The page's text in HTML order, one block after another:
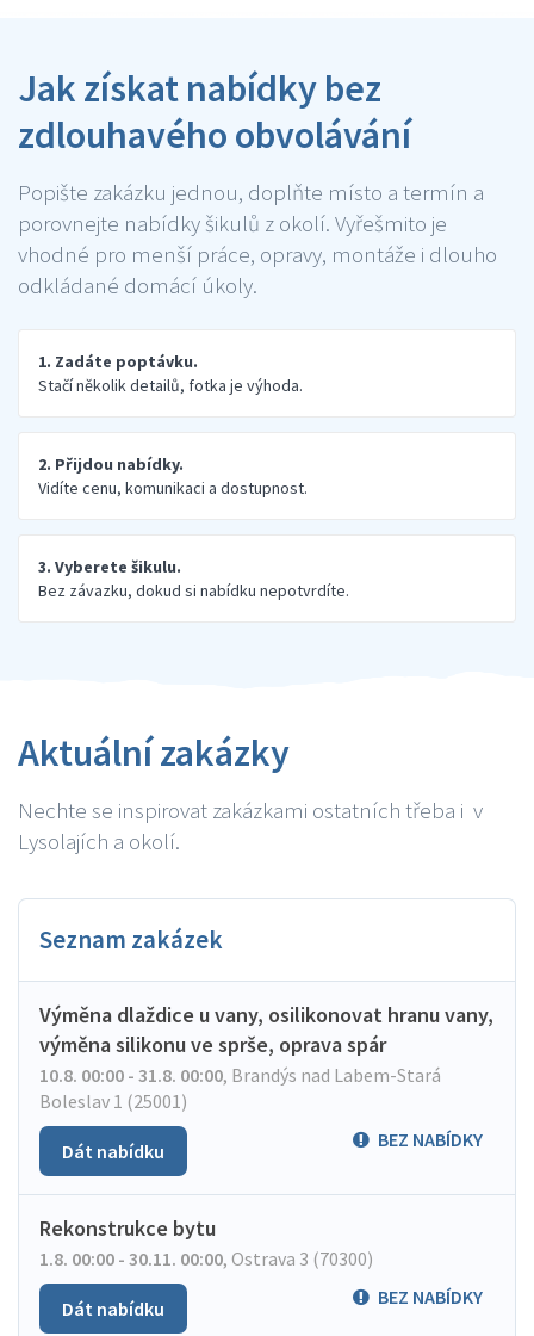
Jak získat nabídky bez
zdlouhavého obvolávání
Popište zakázku jednou, doplňte místo a termín a
porovnejte nabídky šikulů z okolí. Vyřešmito je
vhodné pro menší práce, opravy, montáže i dlouho
odkládané domácí úkoly.
1. Zadáte poptávku.
Stačí několik detailů, fotka je výhoda.
2. Přijdou nabídky.
Vidíte cenu, komunikaci a dostupnost.
3. Vyberete šikulu.
Bez závazku, dokud si nabídku nepotvrdíte.
Aktuální zakázky
Nechte se inspirovat zakázkami ostatních třeba i v
Lysolajích a okolí.
Seznam zakázek
Výměna dlaždice u vany, osilikonovat hranu vany,
výměna silikonu ve sprše, oprava spár
10.8. 00:00 - 31.8. 00:00, Brandýs nad Labem-Stará
Boleslav 1 (25001)
BEZ NABÍDKY
Dát nabídku
Rekonstrukce bytu
1.8. 00:00 - 30.11. 00:00, Ostrava 3 (70300)
BEZ NABÍDKY
Dát nabídku